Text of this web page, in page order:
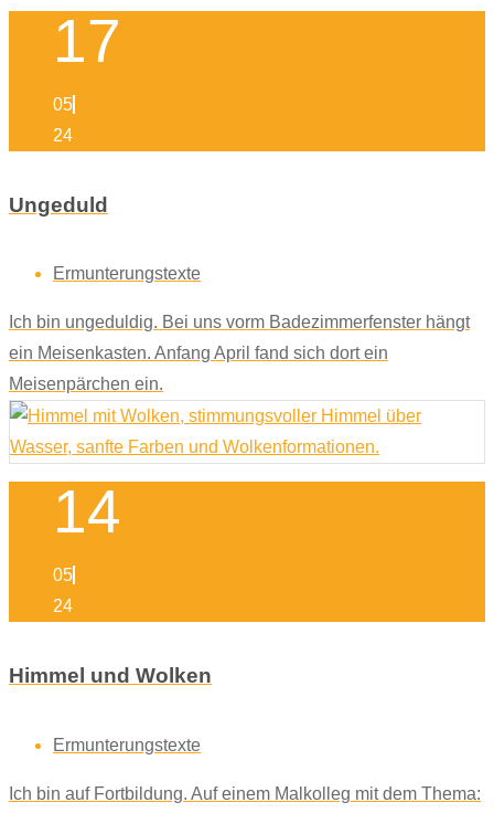
17
05
24
Ungeduld
Ermunterungstexte
Ich bin ungeduldig. Bei uns vorm Badezimmerfenster hängt
ein Meisenkasten. Anfang April fand sich dort ein
Meisenpärchen ein.
14
05
24
Himmel und Wolken
Ermunterungstexte
Ich bin auf Fortbildung. Auf einem Malkolleg mit dem Thema: